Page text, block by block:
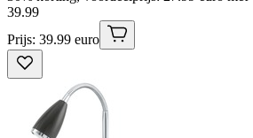
39.99
Prijs: 39.99 euro